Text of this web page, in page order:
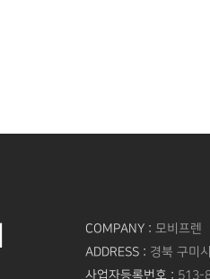
COMPANY : 모비프렌
ADDRESS : 경북 구미
사업자등록번호 : 513-